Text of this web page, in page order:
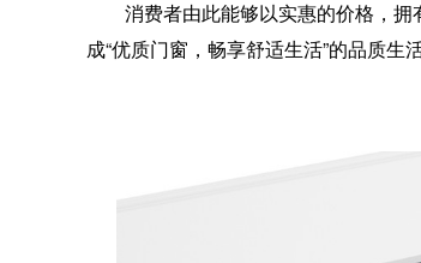
消费者由此能够以实惠的价格，
成“优质门窗，畅享舒适生活”的品质生活